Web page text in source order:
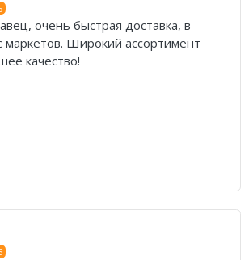
очень быстрая доставка, в
маркетов. Широкий ассортимент
качество!